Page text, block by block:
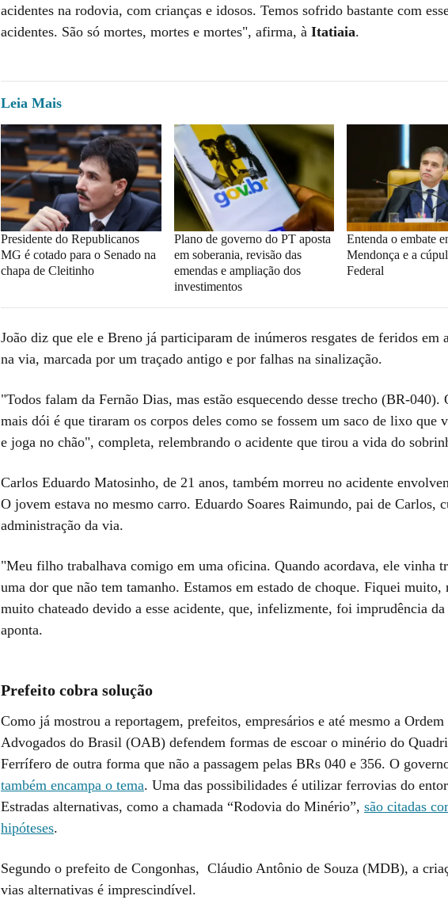
acidentes na rodovia, com crianças e idosos. Temos sofrido bastante com
acidentes. São só mortes, mortes e mortes", afirma, à Itatiaia.
Leia Mais
Presidente do Republicanos
MG é cotado para o Senado na
chapa de Cleitinho
Plano de governo do PT aposta
em soberania, revisão das
emendas e ampliação dos
investimentos
Entenda o embate
Mendonça e a
Federal
João diz que ele e Breno já participaram de inúmeros resgates de feridos em
na via, marcada por um traçado antigo e por falhas na sinalização.
"Todos falam da Fernão Dias, mas estão esquecendo desse trecho (BR-040).
mais dói é que tiraram os corpos deles como se fossem um saco de lixo que
e joga no chão", completa, relembrando o acidente que tirou a vida do
Carlos Eduardo Matosinho, de 21 anos, também morreu no acidente
O jovem estava no mesmo carro. Eduardo Soares Raimundo, pai de Carlos,
administração da via.
"Meu filho trabalhava comigo em uma oficina. Quando acordava, ele vinha
uma dor que não tem tamanho. Estamos em estado de choque. Fiquei muito,
muito chateado devido a esse acidente, que, infelizmente, foi imprudência
aponta.
Prefeito cobra solução
Como já mostrou a reportagem, prefeitos, empresários e até mesmo a Ordem
Advogados do Brasil (OAB) defendem formas de escoar o minério do
Ferrífero de outra forma que não a passagem pelas BRs 040 e 356. O
também encampa o tema. Uma das possibilidades é utilizar ferrovias do
Estradas alternativas, como a chamada “Rodovia do Minério”, são citadas
hipóteses.
Segundo o prefeito de Congonhas, Cláudio Antônio de Souza (MDB), a
vias alternativas é imprescindível.